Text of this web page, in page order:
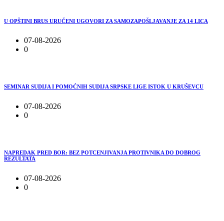
U OPŠTINI BRUS URUČENI UGOVORI ZA SAMOZAPOŠLJAVANJE ZA 14 LICA
07-08-2026
0
SEMINAR SUDIJA I POMOĆNIH SUDIJA SRPSKE LIGE ISTOK U KRUŠEVCU
07-08-2026
0
NAPREDAK PRED BOR: BEZ POTCENJIVANJA PROTIVNIKA DO DOBROG
REZULTATA
07-08-2026
0